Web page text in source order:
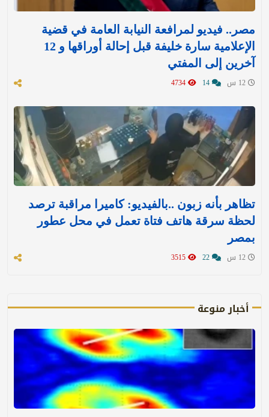
مصر.. فيديو لمرافعة النيابة العامة في قضية
الإعلامية سارة خليفة قبل إحالة أوراقها و 12
آخرين إلى المفتي
تظاهر بأنه زبون ..بالفيديو: كاميرا مراقبة ترصد
لحظة سرقة هاتف فتاة تعمل في محل عطور
بمصر
أخبار منوعة